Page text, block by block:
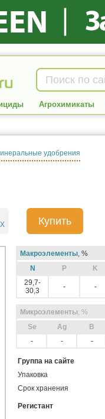
Агрохимикаты
удобрения
Купить
Макроэлементы, %
N
P K
29,7-
30,3
- -
Микроэлементы, %
Sе
Ag B
-
- -
Группа на сайте
Упаковка
Срок хранения
Регистант